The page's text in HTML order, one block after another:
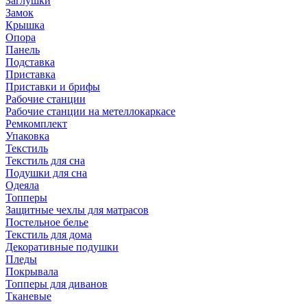
Замок
Крышка
Опора
Панель
Подставка
Приставка
Приставки и брифы
Рабочие станции
Рабочие станции на метеллокаркасе
Ремкомплект
Упаковка
Текстиль
Текстиль для сна
Подушки для сна
Одеяла
Топперы
Защитные чехлы для матрасов
Постельное белье
Текстиль для дома
Декоративные подушки
Пледы
Покрывала
Топперы для диванов
Тканевые